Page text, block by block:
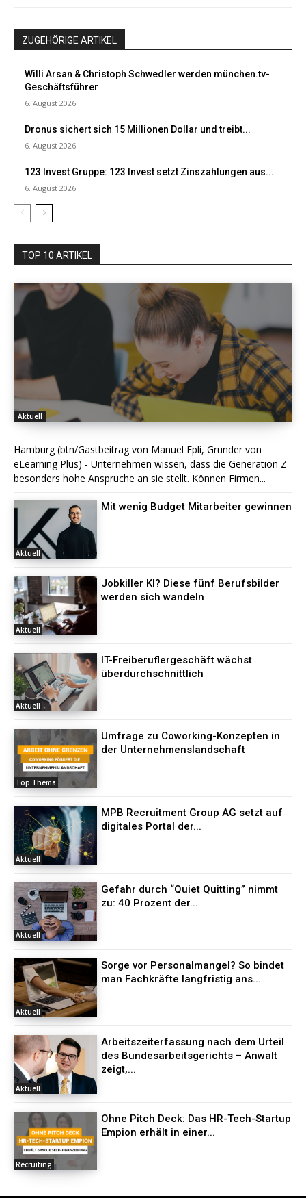
ZUGEHÖRIGE ARTIKEL
Willi Arsan & Christoph Schwedler werden münchen.tv-
Geschäftsführer
6. August 2026
Dronus sichert sich 15 Millionen Dollar und treibt...
6. August 2026
123 Invest Gruppe: 123 Invest setzt Zinszahlungen aus...
6. August 2026
TOP 10 ARTIKEL
Aktuell
Hamburg (btn/Gastbeitrag von Manuel Epli, Gründer von
eLearning Plus) - Unternehmen wissen, dass die Generation Z
besonders hohe Ansprüche an sie stellt. Können Firmen...
Aktuell
Mit wenig Budget Mitarbeiter gewinnen
Aktuell
Jobkiller KI? Diese fünf Berufsbilder
werden sich wandeln
Aktuell
IT-Freiberuflergeschäft wächst
überdurchschnittlich
Top Thema
Umfrage zu Coworking-Konzepten in
der Unternehmenslandschaft
Aktuell
MPB Recruitment Group AG setzt auf
digitales Portal der...
Aktuell
Gefahr durch “Quiet Quitting” nimmt
zu: 40 Prozent der...
Aktuell
Sorge vor Personalmangel? So bindet
man Fachkräfte langfristig ans...
Aktuell
Arbeitszeiterfassung nach dem Urteil
des Bundesarbeitsgerichts – Anwalt
zeigt,...
Recruiting
Ohne Pitch Deck: Das HR-Tech-Startup
Empion erhält in einer...